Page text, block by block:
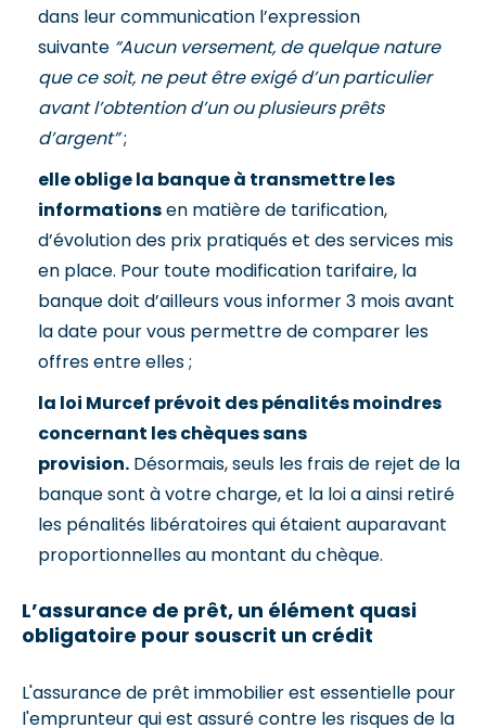
dans leur communication l’expression
suivante “Aucun versement, de quelque nature
que ce soit, ne peut être exigé d’un particulier
avant l’obtention d’un ou plusieurs prêts
d’argent”;
elle oblige la banque à transmettre les
informationsen matière de tarification,
d’évolution des prix pratiqués et des services mis
en place. Pour toute modification tarifaire, la
banque doit d’ailleurs vous informer 3 mois avant
la date pour vous permettre de comparer les
offres entre elles ;
la loi Murcef prévoit des pénalités moindres
concernant les chèques sans
provision. Désormais, seuls les frais de rejet de la
banque sont à votre charge, et la loi a ainsi retiré
les pénalités libératoires qui étaient auparavant
proportionnelles au montant du chèque.
L’assurance de prêt, un élément quasi
obligatoire pour souscrit un crédit
L'assurance de prêt immobilier est essentielle pour
l'emprunteur qui est assuré contre les risques de la